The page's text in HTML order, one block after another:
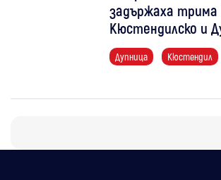
задържаха трима
Кюстендилско и
Дупница Кюстендил